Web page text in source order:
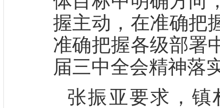
握主动，在准确把
准确把握各级部署
届三中全会精神落
张振亚要求，镇